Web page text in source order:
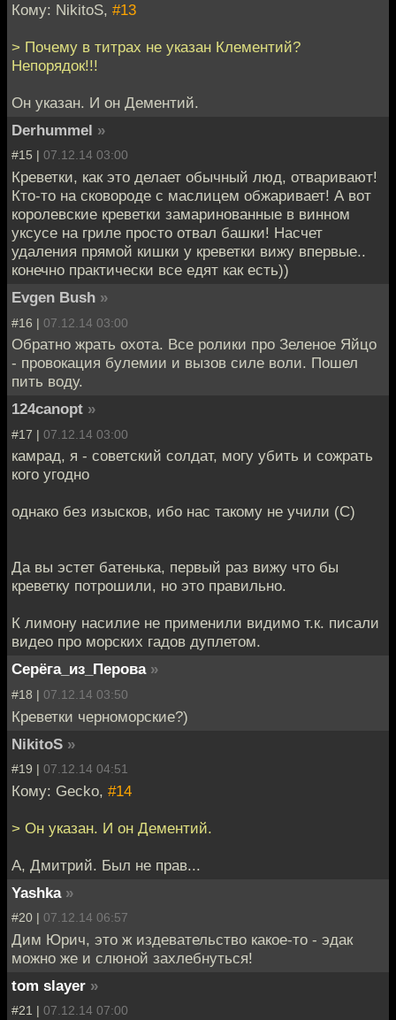
Кому: NikitoS, #13
> Почему в титрах не указан Клементий?
Непорядок!!!
Он указан. И он Дементий.
Derhummel »
#15 | 07.12.14 03:00
Креветки, как это делает обычный люд, отваривают!
Кто-то на сковороде с маслицем обжаривает! А вот
королевские креветки замаринованные в винном
уксусе на гриле просто отвал башки! Насчет
удаления прямой кишки у креветки вижу впервые..
конечно практически все едят как есть))
Evgen Bush »
#16 | 07.12.14 03:00
Обратно жрать охота. Все ролики про Зеленое Яйцо
- провокация булемии и вызов силе воли. Пошел
пить воду.
124canopt »
#17 | 07.12.14 03:00
камрад, я - советский солдат, могу убить и сожрать
кого угодно
однако без изысков, ибо нас такому не учили (С)
Да вы эстет батенька, первый раз вижу что бы
креветку потрошили, но это правильно.
К лимону насилие не применили видимо т.к. писали
видео про морских гадов дуплетом.
Серёга_из_Перова »
#18 | 07.12.14 03:50
Креветки черноморские?)
NikitoS »
#19 | 07.12.14 04:51
Кому: Gecko, #14
> Он указан. И он Дементий.
А, Дмитрий. Был не прав...
Yashka »
#20 | 07.12.14 06:57
Дим Юрич, это ж издевательство какое-то - эдак
можно же и слюной захлебнуться!
tom slayer »
#21 | 07.12.14 07:00